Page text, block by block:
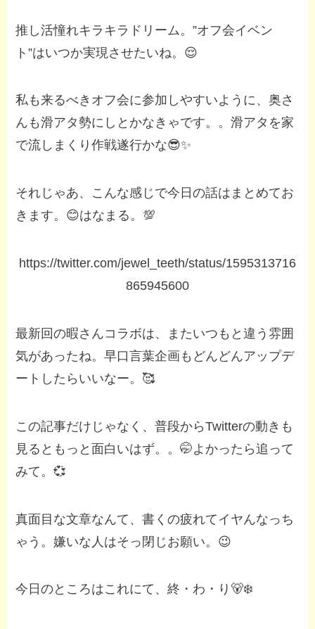
推し活憧れキラキラドリーム。”オフ会イベン
ト”はいつか実現させたいね。😌
私も来るべきオフ会に参加しやすいように、奥さ
んも滑アタ勢にしとかなきゃです。。滑アタを家
で流しまくり作戦遂行かな😎✨
それじゃあ、こんな感じで今日の話はまとめてお
きます。😊はなまる。💯
https://twitter.com/jewel_teeth/status/1595313716
865945600
最新回の暇さんコラボは、またいつもと違う雰囲
気があったね。早口言葉企画もどんどんアップデ
ートしたらいいなー。🥰
この記事だけじゃなく、普段からTwitterの動きも
見るともっと面白いはず。。🤭よかったら追って
みて。💞
真面目な文章なんて、書くの疲れてイヤんなっち
ゃう。嫌いな人はそっ閉じお願い。😉
今日のところはこれにて、終・わ・り🐻‍❄️